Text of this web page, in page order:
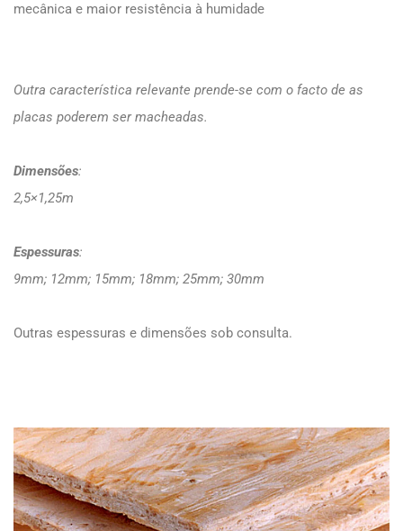
mecânica e maior resistência à humidade
Outra característica relevante prende-se com o facto de as
placas poderem ser macheadas.
Dimensões:
2,5×1,25m
Espessuras:
9mm; 12mm; 15mm; 18mm; 25mm; 30mm
Outras espessuras e dimensões sob consulta.